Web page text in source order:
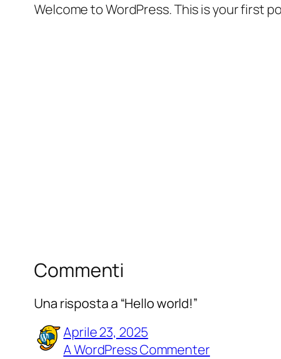
Welcome to WordPress. This is your first
Commenti
Una risposta a “Hello world!”
Aprile 23, 2025
A WordPress Commenter